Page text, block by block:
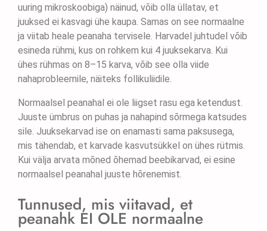
uuring mikroskoobiga) näinud, võib olla üllatav, et
juuksed ei kasvagi ühe kaupa. Samas on see normaalne
ja viitab heale peanaha tervisele. Harvadel juhtudel võib
esineda rühmi, kus on rohkem kui 4 juuksekarva. Kui
ühes rühmas on 8–15 karva, võib see olla viide
nahaprobleemile, näiteks follikuliidile.
Normaalsel peanahal ei ole liigset rasu ega ketendust.
Juuste ümbrus on puhas ja nahapind sõrmega katsudes
sile. Juuksekarvad ise on enamasti sama paksusega,
mis tähendab, et karvade kasvutsükkel on ühes rütmis.
Kui välja arvata mõned õhemad beebikarvad, ei esine
normaalsel peanahal juuste hõrenemist.
Tunnused, mis viitavad, et
peanahk EI OLE normaalne